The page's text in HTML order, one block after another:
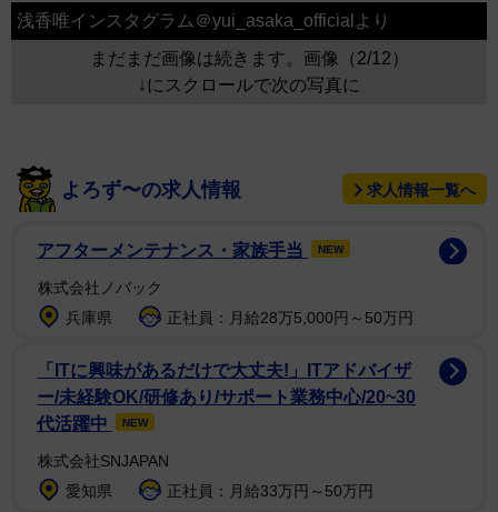
浅香唯インスタグラム＠yui_asaka_officialより
まだまだ画像は続きます。画像（2/12）
↓にスクロールで次の写真に
よろず〜の求人情報 求人情報一覧へ
アフターメンテナンス・家族手当 NEW
株式会社ノバック
兵庫県
正社員：月給28万5,000円～50万円
「ITに興味があるだけで大丈夫!」ITアドバイザ
ー/未経験OK/研修あり/サポート業務中心/20~30
代活躍中
NEW
株式会社SNJAPAN
愛知県
正社員：月給33万円～50万円